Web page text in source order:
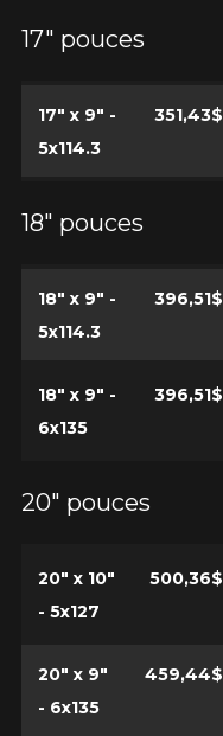
17" pouces
17" x 9" -
5x114.3
351,43$
18" pouces
18" x 9" -
5x114.3
396,51$
18" x 9" -
6x135
396,51$
20" pouces
20" x 10"
- 5x127
500,36$
20" x 9"
- 6x135
459,44$